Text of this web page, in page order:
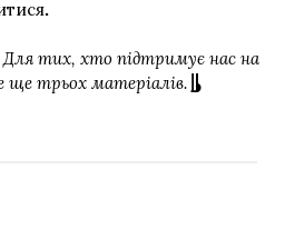
.
тих, хто підтримує нас на
ще трьох матеріалів.